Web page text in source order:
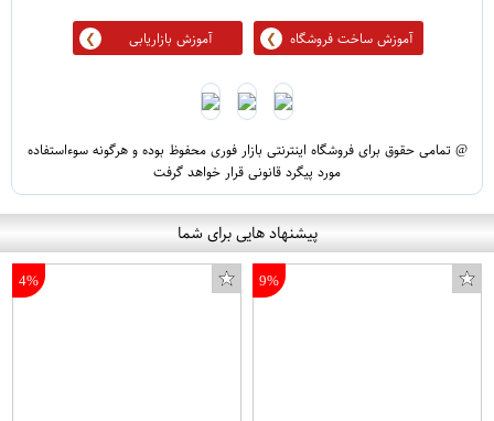
آموزش ساخت فروشگاه آموزش بازاریابی
@ تمامی حقوق برای فروشگاه اینترنتی بازار فوری محفوظ بوده و هرگونه سوءاستفاده
مورد پیگرد قانونی قرار خواهد گرفت
پیشنهاد هایی برای شما
9%
4%